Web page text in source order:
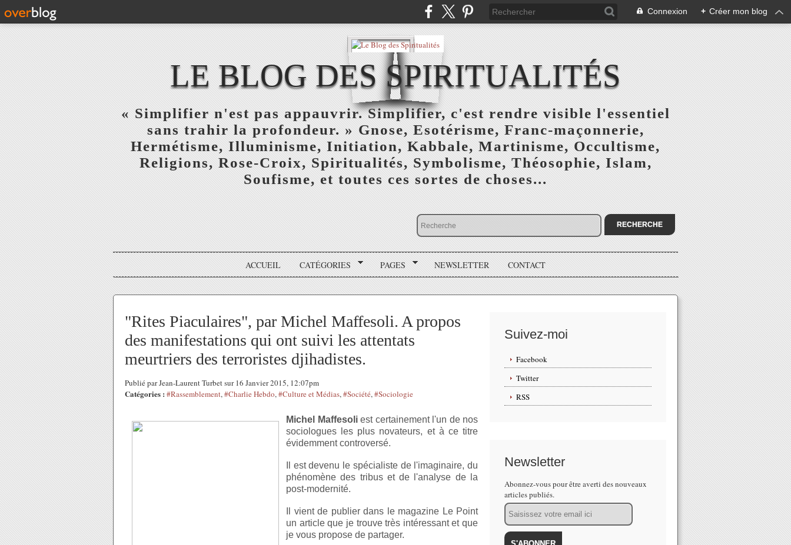
Connexion + Créer mon blog
LE BLOG DES SPIRITUALITÉS
« Simplifier n'est pas appauvrir. Simplifier, c'est rendre visible l'essentiel
sans trahir la profondeur. » Gnose, Esotérisme, Franc-maçonnerie,
Hermétisme, Illuminisme, Initiation, Kabbale, Martinisme, Occultisme,
Religions, Rose-Croix, Spiritualités, Symbolisme, Théosophie, Islam,
Soufisme, et toutes ces sortes de choses...
ACCUEIL CATÉGORIES PAGES NEWSLETTER CONTACT
"Rites Piaculaires", par Michel Maffesoli. A propos
des manifestations qui ont suivi les attentats
meurtriers des terroristes djihadistes.
Publié par Jean-Laurent Turbet sur 16 Janvier 2015, 12:07pm
Catégories : #Rassemblement,#Charlie Hebdo,#Culture et Médias,#Société,#Sociologie
Michel Maffesoliest certainement l'un de nos
sociologues les plus novateurs, et à ce titre
évidemment controversé.
Il est devenu le spécialiste de l'imaginaire, du
phénomène des tribus et de l'analyse de la
post-modernité.
Il vient de publier dans le magazine Le Point
un article que je trouve très intéressant et que
je vous propose de partager.
Suivez-moi
Facebook
Twitter
RSS
Newsletter
Abonnez-vous pour être averti des nouveaux
articles publiés.
Email